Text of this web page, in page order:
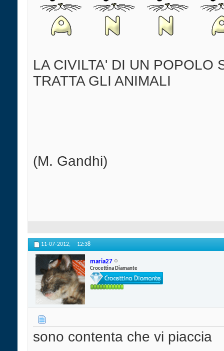
LA CIVILTA' DI UN POPOLO
TRATTA GLI ANIMALI
(M. Gandhi)
11-07-2012, 12:38
maria27
Crocettina Diamante
sono contenta che vi piaccia